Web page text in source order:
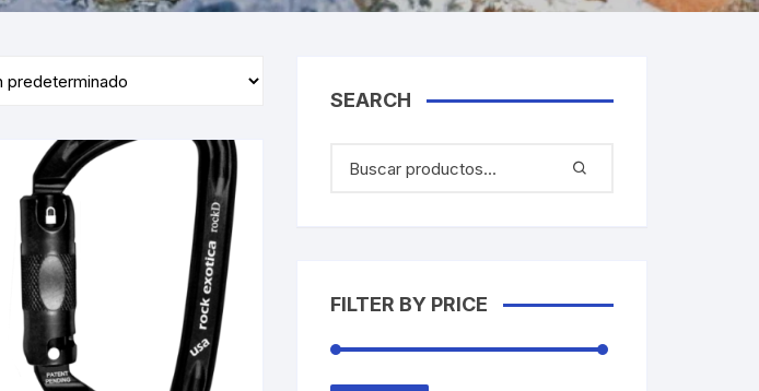
SEARCH
FILTER BY PRICE